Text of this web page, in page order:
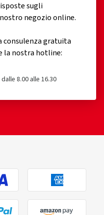
sugli
negozio online.
consulenza gratuita
la nostra hotline:
8.00 alle 16.30